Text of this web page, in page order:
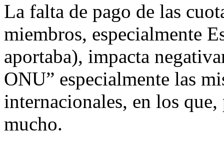
La falta de pago de las
miembros, especialmente
aportaba), impacta
ONU” especialmente las
internacionales, en los
mucho.